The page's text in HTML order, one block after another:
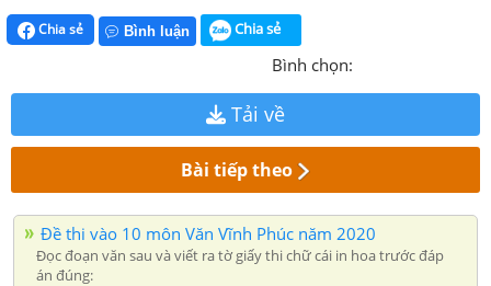
Chia sẻ Bình luận Chia sẻ
Bình chọn:
Tải về
Bài tiếp theo
Đề thi vào 10 môn Văn Vĩnh Phúc năm 2020
Đọc đoạn văn sau và viết ra tờ giấy thi chữ cái in hoa trước đáp
án đúng: